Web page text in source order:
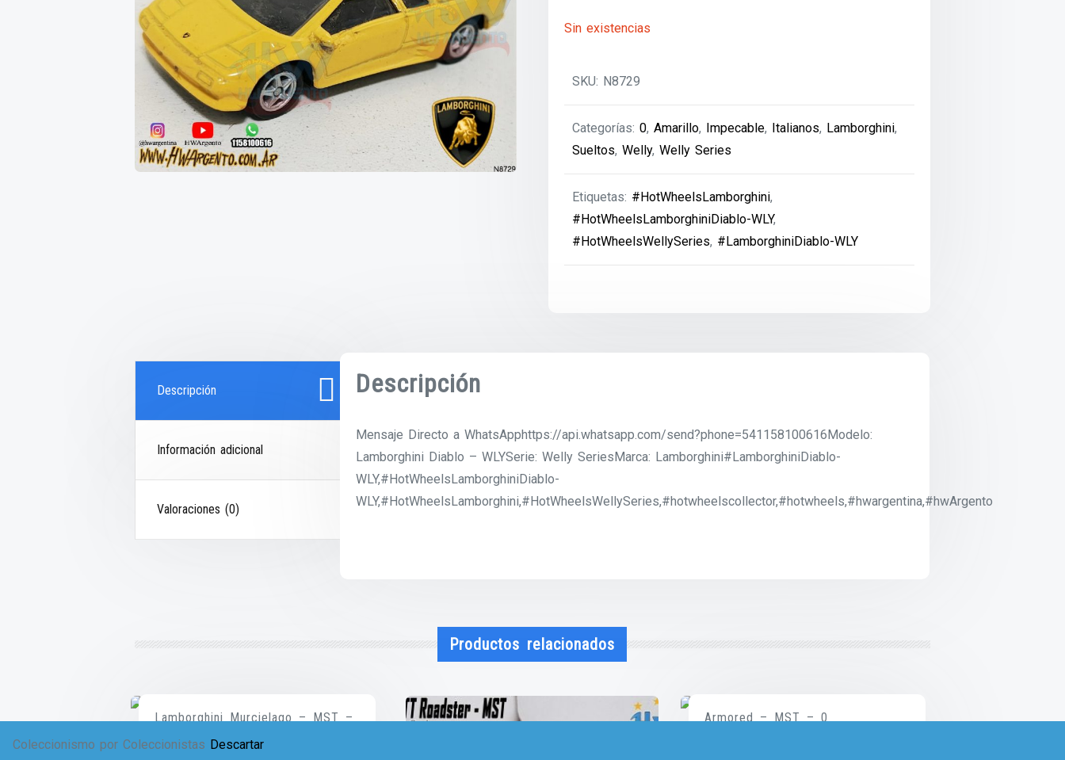
Coleccionismo por Coleccionistas Descartar
Sin existencias
SKU: N8729
Categorías:0,Amarillo, Impecable, Italianos, Lamborghini,
Sueltos,Welly,Welly Series
Etiquetas: #HotWheelsLamborghini,
#HotWheelsLamborghiniDiablo-WLY,
#HotWheelsWellySeries, #LamborghiniDiablo-WLY
Descripción
Información adicional
Valoraciones (0)
Descripción
Mensaje Directo a WhatsApphttps://api.whatsapp.com/send?phone=541158100616Modelo:
Lamborghini Diablo – WLYSerie: Welly SeriesMarca: Lamborghini#LamborghiniDiablo-
WLY,#HotWheelsLamborghiniDiablo-
WLY,#HotWheelsLamborghini,#HotWheelsWellySeries,#hotwheelscollector,#hotwheels,#hwargentina,#hwArgento
Productos relacionados
Lamborghini Murcielago – MST –
Armored – MST – 0